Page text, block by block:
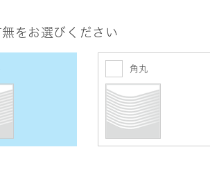
をお選びください
角丸